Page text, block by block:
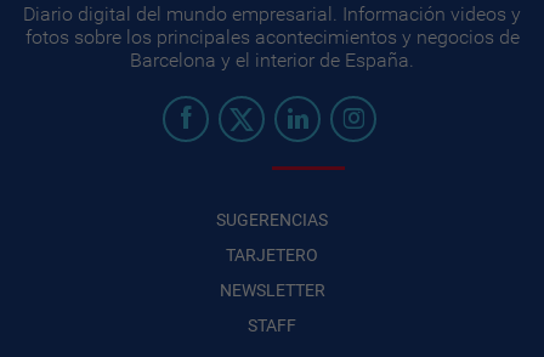
Diario digital del mundo empresarial. Información videos y
fotos sobre los principales acontecimientos y negocios de
Barcelona y el interior de España.
SUGERENCIAS
TARJETERO
NEWSLETTER
STAFF